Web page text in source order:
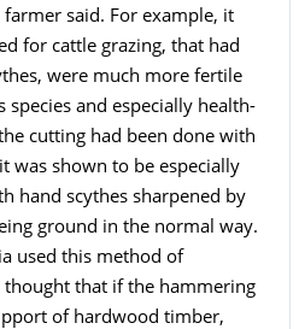
said. For example, it
for cattle grazing, that had
were much more fertile
and especially health-
cutting had been done with
was shown to be especially
hand scythes sharpened by
ground in the normal way.
used this method of
thought that if the hammering
of hardwood timber,